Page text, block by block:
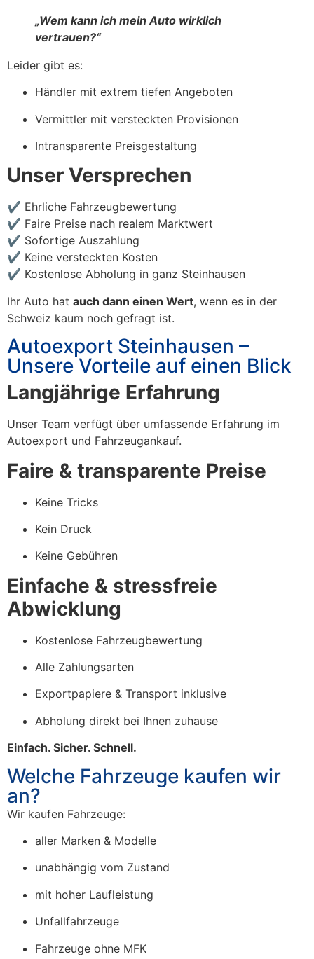
„Wem kann ich mein Auto wirklich
vertrauen?“
Leider gibt es:
Händler mit extrem tiefen Angeboten
Vermittler mit versteckten Provisionen
Intransparente Preisgestaltung
Unser Versprechen
✔ Ehrliche Fahrzeugbewertung
✔ Faire Preise nach realem Marktwert
✔ Sofortige Auszahlung
✔ Keine versteckten Kosten
✔ Kostenlose Abholung in ganz Steinhausen
Ihr Auto hat auch dann einen Wert, wenn es in der
Schweiz kaum noch gefragt ist.
Autoexport Steinhausen –
Unsere Vorteile auf einen Blick
Langjährige Erfahrung
Unser Team verfügt über umfassende Erfahrung im
Autoexport und Fahrzeugankauf.
Faire & transparente Preise
Keine Tricks
Kein Druck
Keine Gebühren
Einfache & stressfreie
Abwicklung
Kostenlose Fahrzeugbewertung
Alle Zahlungsarten
Exportpapiere & Transport inklusive
Abholung direkt bei Ihnen zuhause
Einfach. Sicher. Schnell.
Welche Fahrzeuge kaufen wir
an?
Wir kaufen Fahrzeuge:
aller Marken & Modelle
unabhängig vom Zustand
mit hoher Laufleistung
Unfallfahrzeuge
Fahrzeuge ohne MFK